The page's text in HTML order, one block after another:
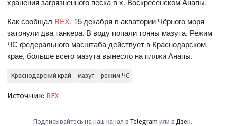
Как сообщал REX, 15 декабря в акватории Чёрного моря
затонули два танкера. В воду попали тонны мазута. Режим
ЧС федерального масштаба действует в Краснодарском
крае, больше всего мазута вынесло на пляжи Анапы.
Краснодарский край мазут режим ЧС
Источник: REX
Подписывайтесь на наш канал в Telegram или в Дзен.